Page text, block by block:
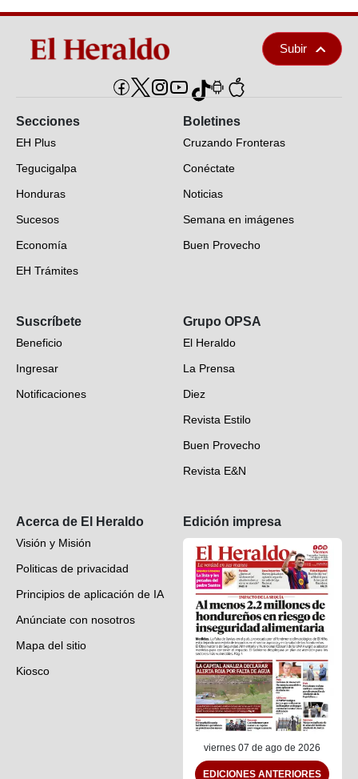
Subir
Secciones
EH Plus
Tegucigalpa
Honduras
Sucesos
Economía
EH Trámites
EH Verifica
Fotogalerías
Deportes
Videos
Boletines
Cruzando Fronteras
Conéctate
Noticias
Semana en imágenes
Buen Provecho
Suscríbete
Beneficio
Ingresar
Notificaciones
Grupo OPSA
El Heraldo
La Prensa
Diez
Revista Estilo
Buen Provecho
Revista E&N
Acerca de El Heraldo
Visión y Misión
Politicas de privacidad
Principios de aplicación de IA
Anúnciate con nosotros
Mapa del sitio
Kiosco
Edición impresa
viernes 07 de ago de 2026
EDICIONES ANTERIORES